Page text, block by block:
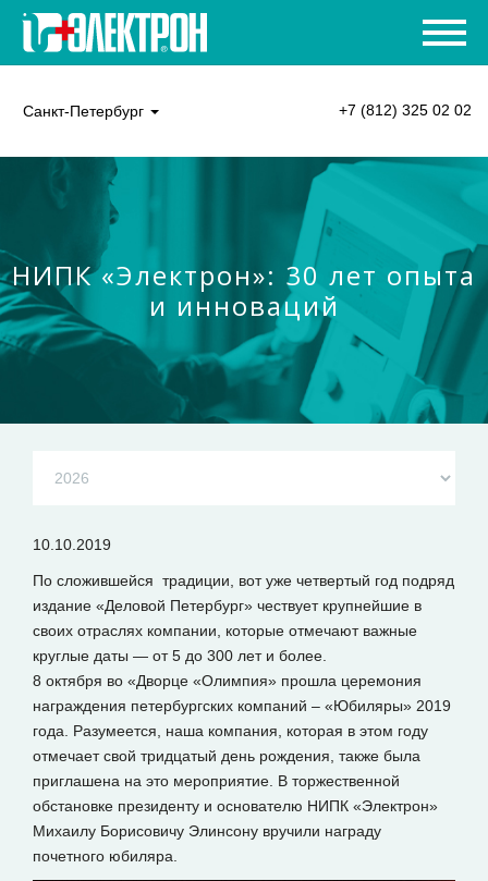
Санкт-Петербург +7 (812) 325 02 02
НИПК «Электрон»: 30 лет опыта
и инноваций
10.10.2019
По сложившейся традиции, вот уже четвертый год подряд
издание «Деловой Петербург» чествует крупнейшие в
своих отраслях компании, которые отмечают важные
круглые даты — от 5 до 300 лет и более.
8 октября во «Дворце «Олимпия» прошла церемония
награждения петербургских компаний – «Юбиляры» 2019
года. Разумеется, наша компания, которая в этом году
отмечает свой тридцатый день рождения, также была
приглашена на это мероприятие. В торжественной
обстановке президенту и основателю НИПК «Электрон»
Михаилу Борисовичу Элинсону вручили награду
почетного юбиляра.